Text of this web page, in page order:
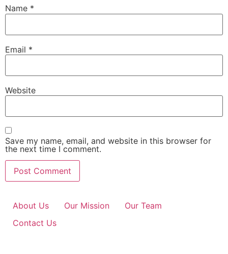
Name *
Email *
Website
Save my name, email, and website in this browser for
the next time I comment.
About Us Our Mission
Our Team
Contact Us